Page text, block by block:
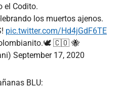
el Codito.
los muertos ajenos.
pic.twitter.com/Hd4jGdF6TE
🇨🇴 🐝
September 17, 2020
BLU: